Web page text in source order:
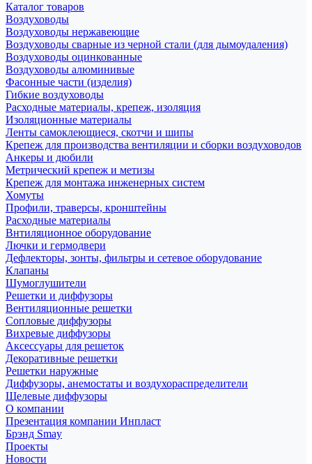
Каталог товаров
Воздуховоды
Воздуховоды нержавеющие
Воздуховоды сварные из черной стали (для дымоудаления)
Воздуховоды оцинкованные
Воздуховоды алюминивые
Фасонные части (изделия)
Гибкие воздуховоды
Расходные материалы, крепеж, изоляция
Изоляционные материалы
Ленты самоклеющиеся, скотчи и шипы
Крепеж для производства вентиляции и сборки воздуховодов
Анкеры и дюбили
Метрический крепеж и метизы
Крепеж для монтажа инженерных систем
Хомуты
Профили, траверсы, кронштейны
Расходные материалы
Внтиляционное оборудование
Лючки и гермодвери
Дефлекторы, зонты, фильтры и сетевое оборудование
Клапаны
Шумоглушители
Решетки и диффузоры
Вентиляционные решетки
Сопловые диффузоры
Вихревые диффузоры
Аксессуары для решеток
Декоративные решетки
Решетки наружные
Диффузоры, анемостаты и воздухораспределители
Щелевые диффузоры
О компании
Презентация компании Инпласт
Брэнд Smay
Проекты
Новости